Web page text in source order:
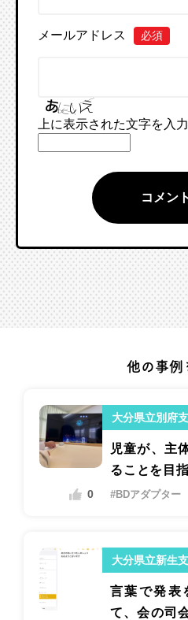
メールアドレス 必須
上に表示された文字を入
他の事例
大分県立別府
0
児童が、主
ることを目
#BDアダプター
大分県立新生
言葉で発表
て、会の司